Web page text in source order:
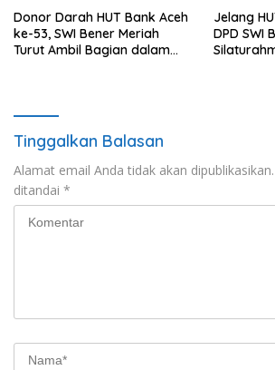
Donor Darah HUT Bank Aceh
ke-53, SWI Bener Meriah
Turut Ambil Bagian dalam
Jelang
DPD SWI
Tinggalkan Balasan
Alamat email Anda tidak akan dipublikasikan.
ditandai *